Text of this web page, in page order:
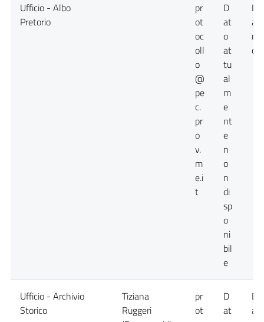
Ufficio - Albo
Pretorio
pr
ot
oc
oll
o
@
pe
c.
pr
o
v.
m
e.i
t
D
at
o
at
tu
al
m
e
nt
e
n
o
n
di
sp
o
ni
bil
e
Ufficio - Archivio
Storico
Tiziana
Ruggeri
pr
ot
D
at